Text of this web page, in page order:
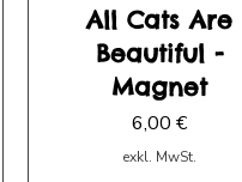
All Cats Are
Beautiful -
Magnet
Preis
6,00 €
exkl. MwSt.